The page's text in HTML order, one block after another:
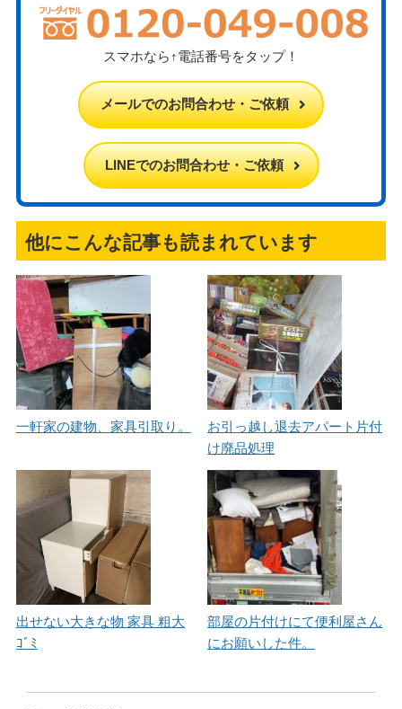
スマホなら↑電話番号をタップ！
メールでのお問合わせ・ご依頼
LINEでのお問合わせ・ご依頼
他にこんな記事も読まれています
一軒家の建物、家具引取り。
お引っ越し退去アパート片付
け廃品処理
出せない大きな物 家具 粗大
ｺﾞﾐ
部屋の片付けにて便利屋さん
にお願いした件。